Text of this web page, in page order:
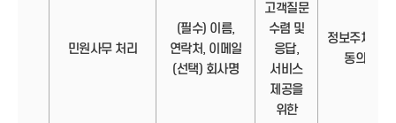
민원사무 처리
(필수) 이름,
연락처, 이메일
(선택) 회사명
고객질문
수렴 및
응답,
서비스
제공을
위한
정보주체의
동의